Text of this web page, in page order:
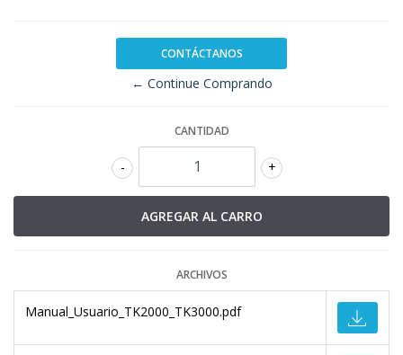
CONTÁCTANOS
← Continue Comprando
CANTIDAD
+
-
ARCHIVOS
Manual_Usuario_TK2000_TK3000.pdf